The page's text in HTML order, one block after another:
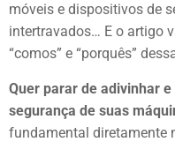
móveis e dispositivos de
intertravados… E o artigo
“comos” e “porquês”
Quer parar de adivinhar
segurança de suas
fundamental diretamente